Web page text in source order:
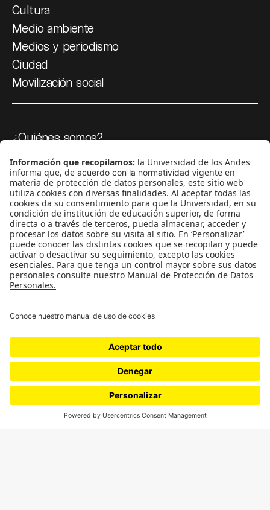
Cultura
Medio ambiente
Medios y periodismo
Ciudad
Movilización social
¿Quiénes somos?
Podcasts
Ediciones especiales
Proyectos 070
SÍGUENOS
cerosetenta@uniandes.edu.co